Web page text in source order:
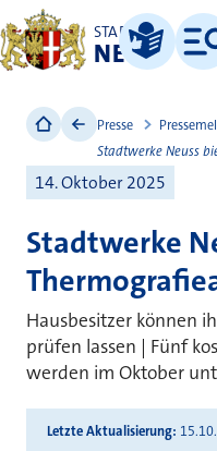
STADT
NEUSS
Leichte Sprache
Menü
Presse
Stadtwerke Neuss
14. Oktober 2025
Stadtwerke
Hausbesitzer können
prüfen lassen | Fünf
werden im Oktober
Letzte Aktualisierung